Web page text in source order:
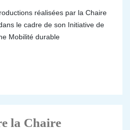
réalisées par la Chaire
le cadre de son Initiative de
Mobilité durable
la Chaire